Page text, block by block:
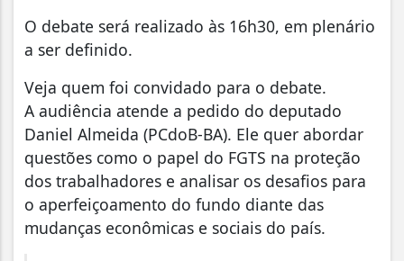
O debate será realizado às 16h30, em plenário
a ser definido.
Veja quem foi convidado para o debate.
A audiência atende a pedido do deputado
Daniel Almeida (PCdoB-BA). Ele quer abordar
questões como o papel do FGTS na proteção
dos trabalhadores e analisar os desafios para
o aperfeiçoamento do fundo diante das
mudanças econômicas e sociais do país.